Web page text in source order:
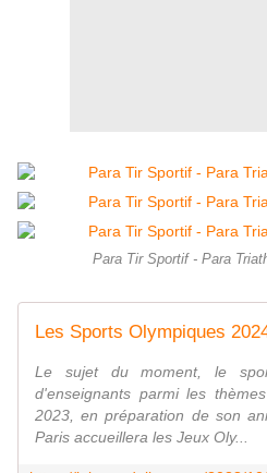
Para Tir Sportif - Para
Le sujet du moment, le
d'enseignants parmi les
2023, en préparation de son
Paris accueillera les Jeux Oly...